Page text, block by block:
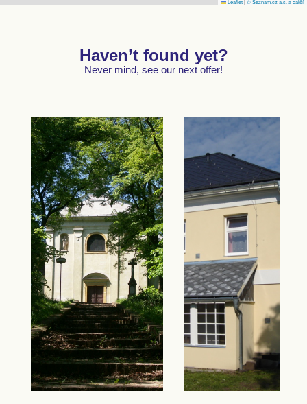
Leaflet © Seznam.cz a.s. a další
Haven’t found yet?
Never mind, see our next offer!